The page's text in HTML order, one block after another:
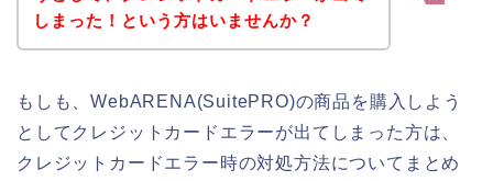
しまった！という方はいませんか？
もしも、WebARENA(SuitePRO)の商品を購入しよう
としてクレジットカードエラーが出てしまった方は、
クレジットカードエラー時の対処方法についてまとめ